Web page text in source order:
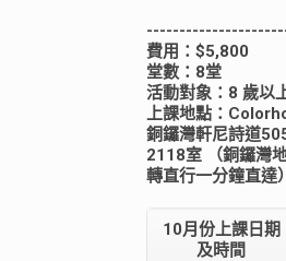
費用：$5,800
堂數：8堂
活動對象：8 歲以
上課地點：
銅鑼灣軒尼詩道
2118室 （銅鑼灣
轉直行一分鐘直達）
10月份上課日期
及時間